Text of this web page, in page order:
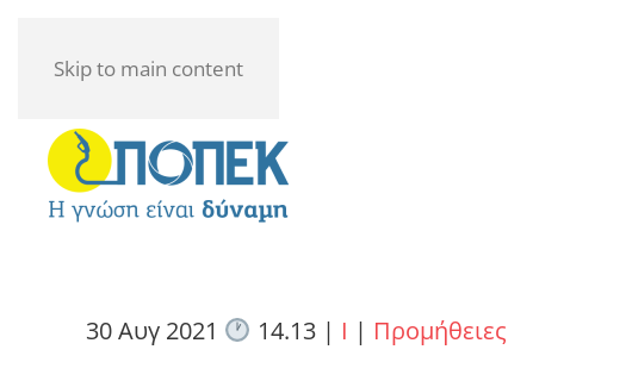
Skip to main content
30 Αυγ 2021 14.13| I | Προμήθειες